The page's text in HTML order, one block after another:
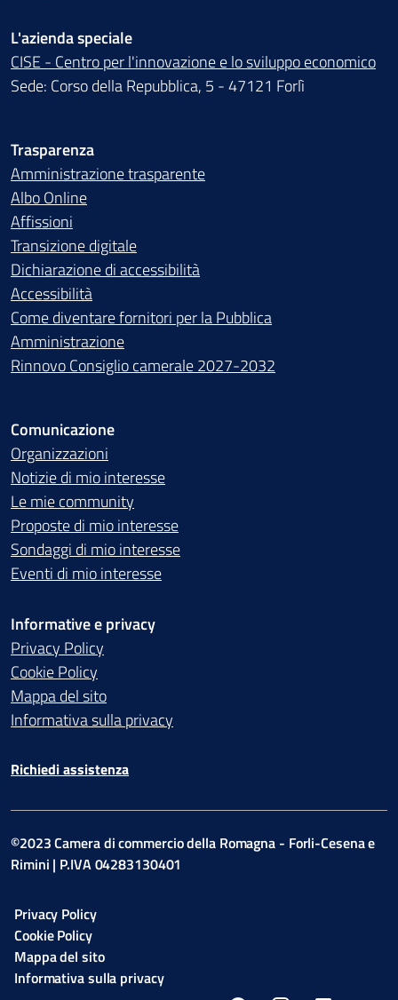
L'azienda speciale
CISE - Centro per l'innovazione e lo sviluppo economico
Sede: Corso della Repubblica, 5 - 47121 Forlì
Trasparenza
Amministrazione trasparente
Albo Online
Affissioni
Transizione digitale
Dichiarazione di accessibilità
Accessibilità
Come diventare fornitori per la Pubblica
Amministrazione
Rinnovo Consiglio camerale 2027-2032
Comunicazione
Organizzazioni
Notizie di mio interesse
Le mie community
Proposte di mio interesse
Sondaggi di mio interesse
Eventi di mio interesse
Informative e privacy
Privacy Policy
Cookie Policy
Mappa del sito
Informativa sulla privacy
Richiedi assistenza
©2023 Camera di commercio della Romagna - Forli-Cesena e
Rimini | P.IVA 04283130401
Privacy Policy
Cookie Policy
Mappa del sito
Informativa sulla privacy